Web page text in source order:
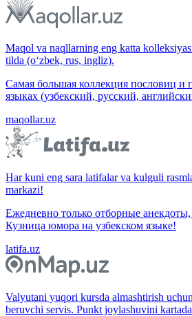
Maqol va naqllarning eng katta
tilda (o‘zbek, rus, ingliz).
Самая большая коллекция пословиц и
языках (узбекский, русский,
maqollar.uz
Har kuni eng sara latifalar va kulguli
markazi!
Ежедневно только отборные
Кузница юмора на узбекском языке!
latifa.uz
Valyutani yuqori kursda almashtirish
beruvchi servis. Punkt joylashuvini